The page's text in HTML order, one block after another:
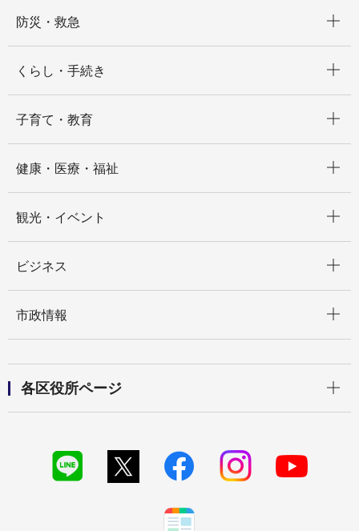
防災・救急
くらし・手続き
子育て・教育
健康・医療・福祉
観光・イベント
ビジネス
市政情報
各区役所ページ